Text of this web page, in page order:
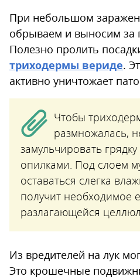
При небольшом
обрываем и выносим за
Полезно пролить
триходермы вериде.
активно уничтожает
Чтобы
размножалась,
замульчировать
опилками. Под слоем
оставаться слегка
получит необходимое
разлагающейся
Из вредителей на лук
Это крошечные